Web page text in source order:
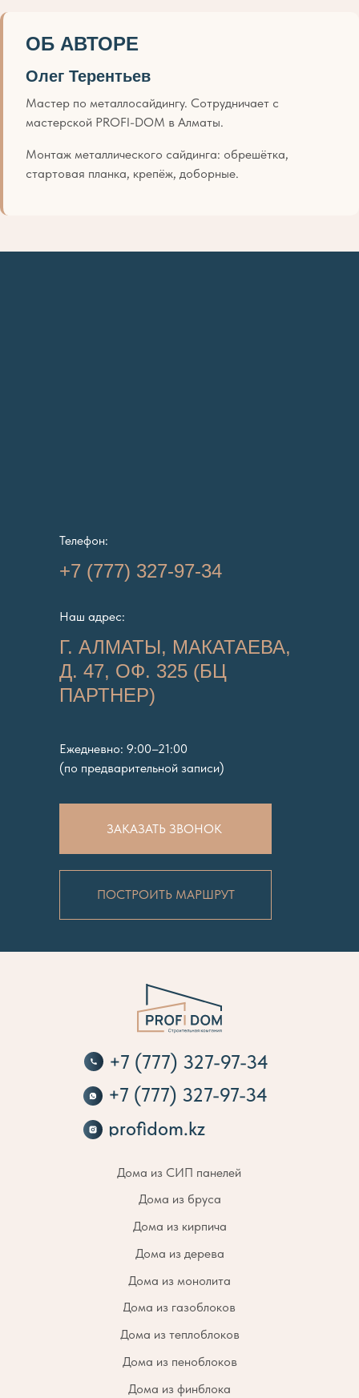
ОБ АВТОРЕ
Олег Терентьев
Мастер по металлосайдингу. Сотрудничает с
мастерской PROFI-DOM в Алматы.
Монтаж металлического сайдинга: обрешётка,
стартовая планка, крепёж, доборные.
Наш адрес:
+7 (777) 327-97-34
Г. АЛМАТЫ, МАКАТАЕВА,
Д. 47, ОФ. 325 (БЦ
ПАРТНЕР)
ПОСТРОИТЬ МАРШРУТ
Телефон:
Ежедневно: 9:00–21:00
(по предварительной записи)
ЗАКАЗАТЬ ЗВОНОК
+7 (777) 327-97-34
Дома из бруса
+7 (777) 327-97-34
Дома из дерева
Дома из монолита
Дома из СИП панелей
Дома из газоблоков
Дома из кирпича
profidom.kz
Дома из пеноблоков
Дома из теплоблоков
Дома из финблока